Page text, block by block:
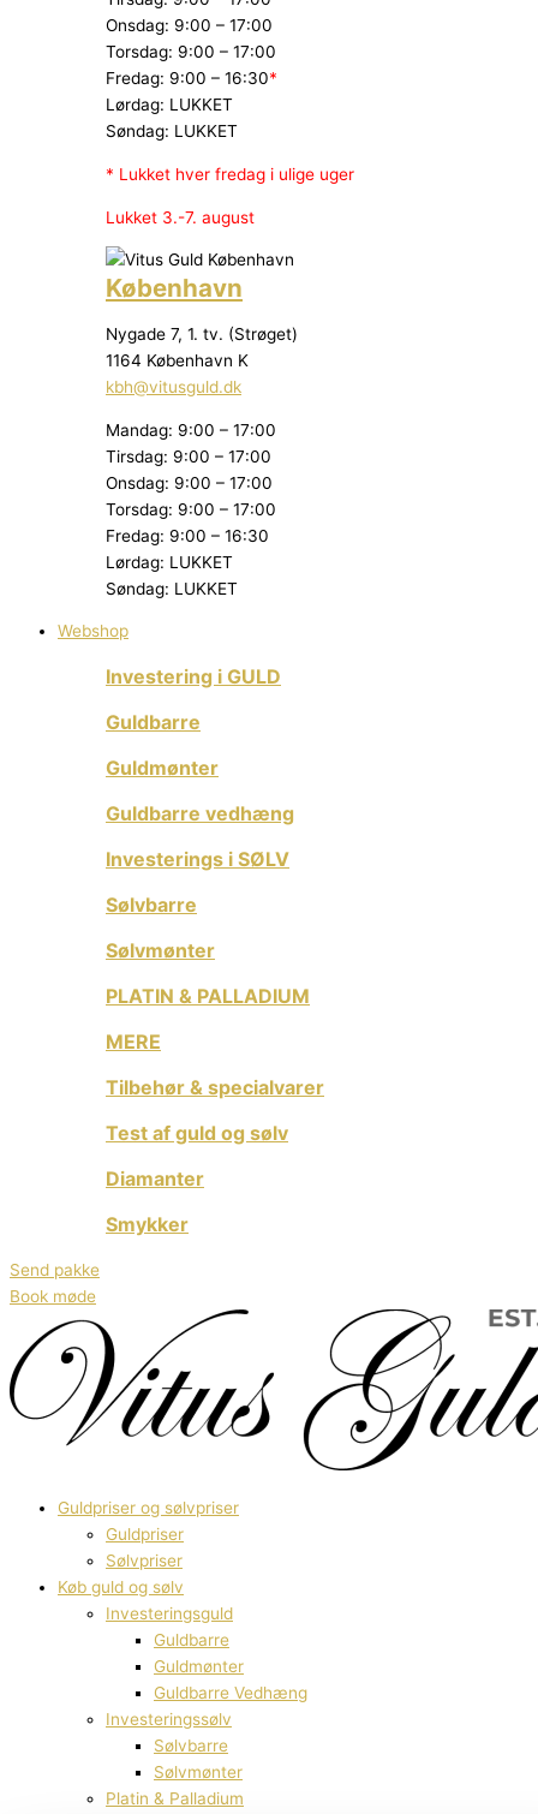
Onsdag: 9:00 – 17:00
Torsdag: 9:00 – 17:00
Fredag: 9:00 – 16:30*
Lørdag: LUKKET
Søndag: LUKKET
* Lukket hver fredag i ulige uger
Lukket 3.-7. august
København
Nygade 7, 1. tv. (Strøget)
1164 København K
kbh@vitusguld.dk
Mandag: 9:00 – 17:00
Tirsdag: 9:00 – 17:00
Onsdag: 9:00 – 17:00
Torsdag: 9:00 – 17:00
Fredag: 9:00 – 16:30
Lørdag: LUKKET
Søndag: LUKKET
Webshop
Investering i GULD
Guldbarre
Guldmønter
Guldbarre vedhæng
Investerings i SØLV
Sølvbarre
Sølvmønter
PLATIN & PALLADIUM
MERE
Tilbehør & specialvarer
Test af guld og sølv
Diamanter
Smykker
Send pakke
Book møde
Guldpriser og sølvpriser
Guldpriser
Sølvpriser
Køb guld og sølv
Investeringsguld
Guldbarre
Guldmønter
Guldbarre Vedhæng
Investeringssølv
Sølvbarre
Sølvmønter
Platin & Palladium